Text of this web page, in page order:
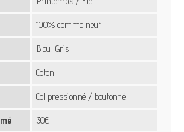
100% comme neuf
Bleu, Gris
Coton
Col pressionné / boutonné
30€